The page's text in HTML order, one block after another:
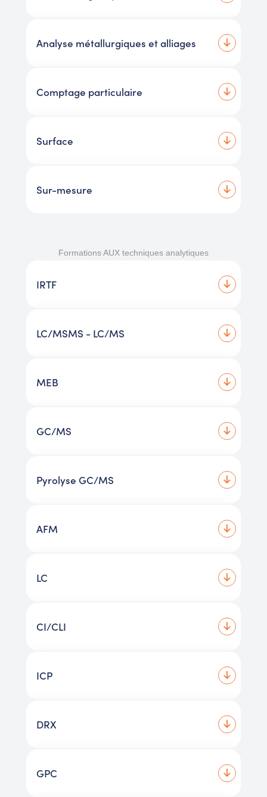
Analyse métallurgiques et alliages
Comptage particulaire
Surface
Sur-mesure
Formations AUX techniques analytiques
IRTF
LC/MSMS - LC/MS
MEB
GC/MS
Pyrolyse GC/MS
AFM
LC
CI/CLI
ICP
DRX
GPC